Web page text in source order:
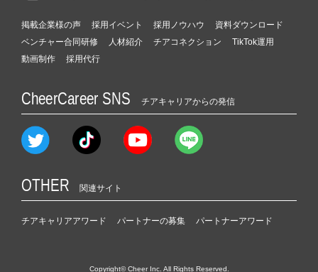
掲載企業様の声 採用イベント 採用ノウハウ
資料ダウンロード
ベンチャー合同研修
人材紹介 チアコネクション
TikTok運用
動画制作
採用代行
CheerCareer SNS チアキャリアからの発信
OTHER 関連サイト
チアキャリアアワード パートナーの募集 パートナーアワード
Copyright© Cheer Inc. All Rights Reserved.